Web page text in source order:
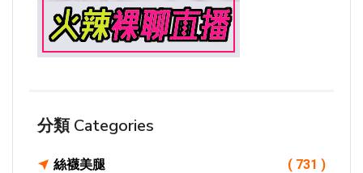
分類 Categories
絲襪美腿 ( 731 )